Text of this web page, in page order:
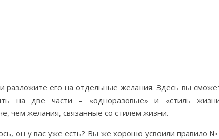
разложите его на отдельные желания. Здесь вы
на две части – «одноразовые» и «стиль
чем желания, связанные со стилем жизни.
он у вас уже есть? Вы же хорошо усвоили правило №